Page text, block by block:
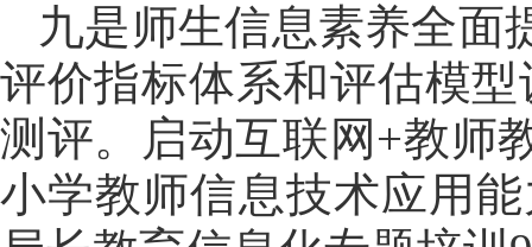
九是师生信息素养全面
评价指标体系和评估模
测评。启动互联网+教师
小学教师信息技术应用